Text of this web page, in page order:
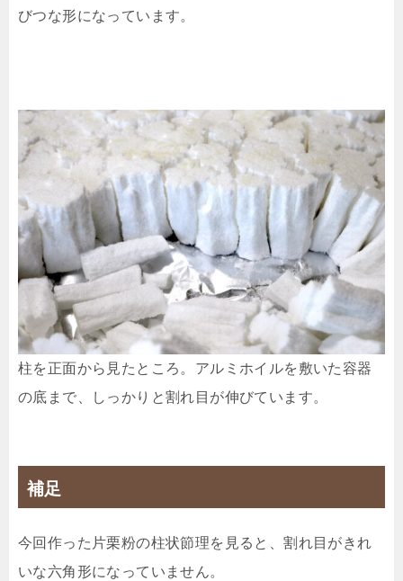
びつな形になっています。
柱を正面から見たところ。アルミホイルを敷いた容器
の底まで、しっかりと割れ目が伸びています。
補足
今回作った片栗粉の柱状節理を見ると、割れ目がきれ
いな六角形になっていません。